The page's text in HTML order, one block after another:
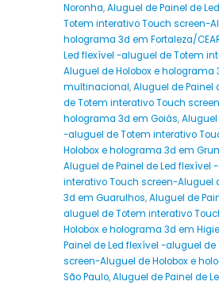
Noronha,Aluguel de Painel de
Totem interativo Touch screen-
holograma 3d em Fortaleza/
Led flexível -aluguel de Totem
Aluguel de Holobox e holograma
multinacional,Aluguel de Painel
de Totem interativo Touch
holograma 3d em Goiás,Aluguel
-aluguel de Totem interativo
Holobox e holograma 3d em
Aluguel de Painel de Led flexível
interativo Touch screen-Aluguel
3d em Guarulhos,Aluguel de
aluguel de Totem interativo
Holobox e holograma 3d em
Painel de Led flexível -aluguel
screen-Aluguel de Holobox e
São Paulo,Aluguel de Painel de